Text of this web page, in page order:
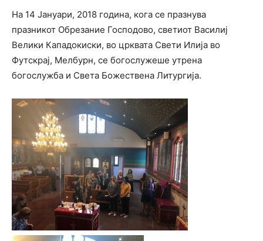
На 14 Јануари, 2018 година, кога се празнува
празникот Обрезание Господово, светиот Василиј
Велики Кападокиски, во црквата Свети Илија во
Футскрај, Мелбурн, се богослужеше утрена
богослужба и Света Божествена Литургија.